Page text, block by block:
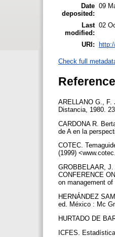
Date
deposited:
09
Last
modified:
02
URI:
Check full
ARELLANO G., F.
Distancia, 1980.
CARDONA R.
de A en la
COTEC.
(1999)
GROBBELAAR, J.
CONFERENCE
on management
HERNÁNDEZ
ed. México : Mc
HURTADO DE
ICFES.